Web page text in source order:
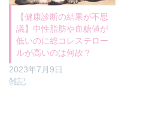
【健康診断の結果が不思
議】中性脂肪や血糖値が
低いのに総コレステロー
ルが高いのは何故？
2023年7月9日
雑記